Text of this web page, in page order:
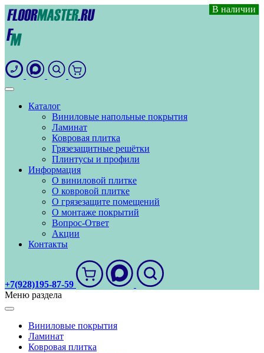
Каталог
Виниловые напольные покрытия
Ламинат
Ковровая плитка
Грязезащитные решётки
Плинтусы и профили
Информация
О виниловой плитке
О ковровой плитке
О грязезащите помещений
О монтаже покрытий
Вопрос-Ответ
Акции
Контакты
+7(928)195-87-59
Меню раздела
Виниловые покрытия
Ламинат
Ковровая плитка
В наличии
В наличии
В наличии
В наличии
В наличии
В наличии
В наличии
В наличии